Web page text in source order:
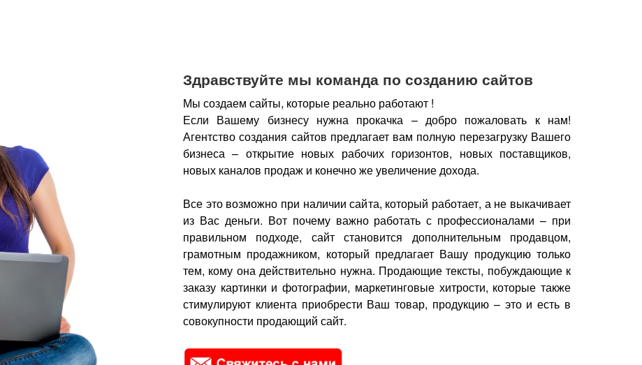
Здравствуйте мы команда по созданию сайтов
Мы создаем сайты, которые реально работают !
Если Вашему бизнесу нужна прокачка – добро пожаловать к нам!
Агентство создания сайтов предлагает вам полную перезагрузку Вашего
бизнеса – открытие новых рабочих горизонтов, новых поставщиков,
новых каналов продаж и конечно же увеличение дохода.
Все это возможно при наличии сайта, который работает, а не выкачивает
из Вас деньги. Вот почему важно работать с профессионалами – при
правильном подходе, сайт становится дополнительным продавцом,
грамотным продажником, который предлагает Вашу продукцию только
тем, кому она действительно нужна. Продающие тексты, побуждающие к
заказу картинки и фотографии, маркетинговые хитрости, которые также
стимулируют клиента приобрести Ваш товар, продукцию – это и есть в
совокупности продающий сайт.